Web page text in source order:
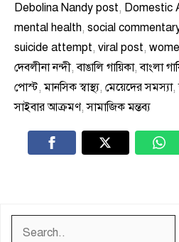
Debolina Nandy post, Domestic
mental health, social
suicide attempt, viral post,
দেবলীনা নন্দী,বাঙালি গায়িকা,বাংলা
পোস্ট,মানসিক স্বাস্থ্য, মেয়েদের সমস্যা,
সাইবার আক্রমণ,সামাজিক মন্তব্য